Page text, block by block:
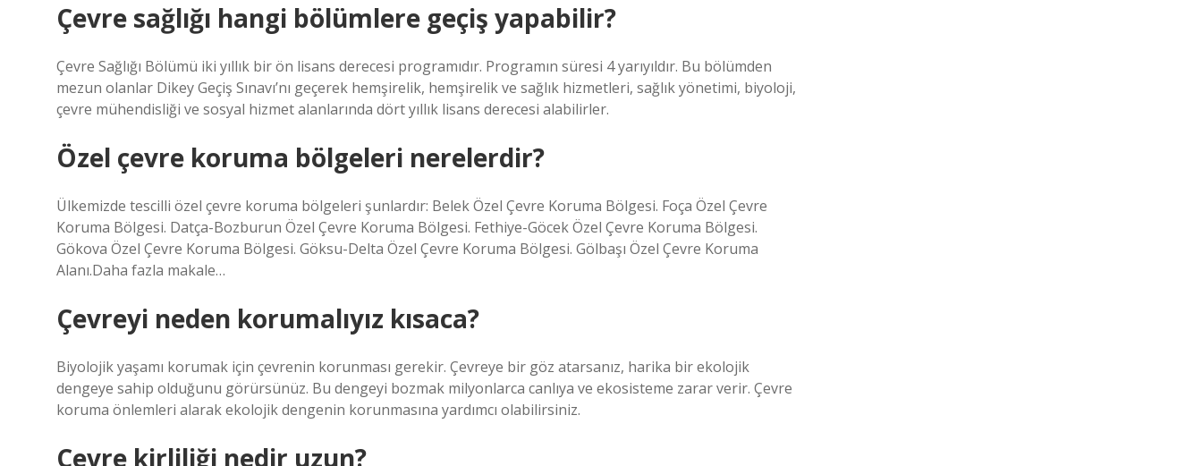
Çevre sağlığı hangi bölümlere geçiş yapabilir?
Çevre Sağlığı Bölümü iki yıllık bir ön lisans derecesi programıdır. Programın süresi 4 yarıyıldır. Bu bölümden
mezun olanlar Dikey Geçiş Sınavı’nı geçerek hemşirelik, hemşirelik ve sağlık hizmetleri, sağlık yönetimi, biyoloji,
çevre mühendisliği ve sosyal hizmet alanlarında dört yıllık lisans derecesi alabilirler.
Özel çevre koruma bölgeleri nerelerdir?
Ülkemizde tescilli özel çevre koruma bölgeleri şunlardır: Belek Özel Çevre Koruma Bölgesi. Foça Özel Çevre
Koruma Bölgesi. Datça-Bozburun Özel Çevre Koruma Bölgesi. Fethiye-Göcek Özel Çevre Koruma Bölgesi.
Gökova Özel Çevre Koruma Bölgesi. Göksu-Delta Özel Çevre Koruma Bölgesi. Gölbaşı Özel Çevre Koruma
Alanı.Daha fazla makale…
Çevreyi neden korumalıyız kısaca?
Biyolojik yaşamı korumak için çevrenin korunması gerekir. Çevreye bir göz atarsanız, harika bir ekolojik
dengeye sahip olduğunu görürsünüz. Bu dengeyi bozmak milyonlarca canlıya ve ekosisteme zarar verir. Çevre
koruma önlemleri alarak ekolojik dengenin korunmasına yardımcı olabilirsiniz.
Çevre kirliliği nedir uzun?